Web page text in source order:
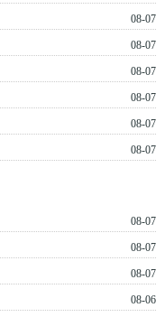
08-07
08-07
08-07
08-07
08-07
08-07
08-07
08-07
08-07
08-06